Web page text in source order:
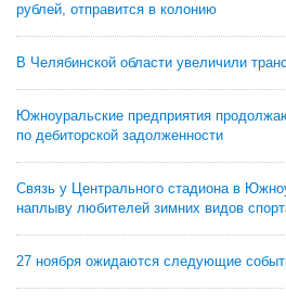
рублей, отправится в колонию
В Челябинской области увеличили
Южноуральские предприятия
по дебиторской задолженности
Связь у Центрального стадиона в
наплыву любителей зимних видов
27 ноября ожидаются следующие